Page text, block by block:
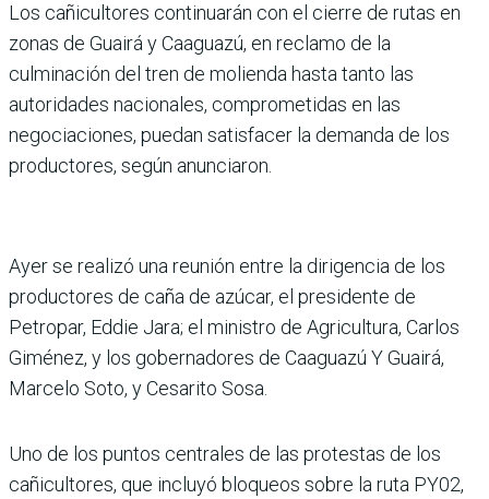
Los cañicultores con­tinuarán con el cie­rre de rutas en
zonas de Guairá y Caaguazú, en reclamo de la
culminación del tren de molienda hasta tanto las
autoridades nacio­nales, comprometidas en las
negociaciones, puedan satis­facer la demanda de los
pro­ductores, según anunciaron.
Ayer se realizó una reunión entre la dirigencia de los
pro­ductores de caña de azúcar, el presidente de
Petropar, Eddie Jara; el ministro de Agricultura, Carlos
Gimé­nez, y los gobernadores de Caaguazú Y Guairá,
Marcelo Soto, y Cesarito Sosa.
Uno de los puntos centrales de las protestas de los
cañi­cultores, que incluyó blo­queos sobre la ruta PY02,